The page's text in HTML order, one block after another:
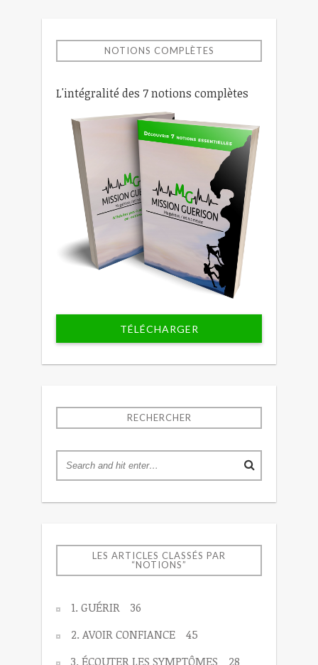
NOTIONS COMPLÈTES
L'intégralité des 7 notions complètes
TÉLÉCHARGER
RECHERCHER
LES ARTICLES CLASSÉS PAR
“NOTIONS”
1. GUÉRIR
36
2. AVOIR CONFIANCE
45
3. ÉCOUTER LES SYMPTÔMES
28